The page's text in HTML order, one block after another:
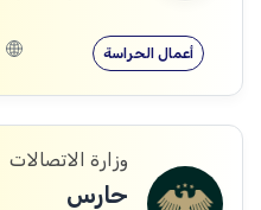
أعمال الحراسة
وزارة الاتصالات
حارس